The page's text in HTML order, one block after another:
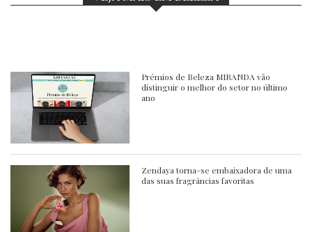
Prémios de Beleza MIRANDA vão
distinguir o melhor do setor no último
ano
Zendaya torna-se embaixadora de uma
das suas fragrâncias favoritas